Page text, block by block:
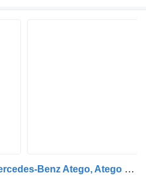
9738200161 forlygte til Mercedes-Benz Atego, Atego 2, Atego 3 (1996) trækker